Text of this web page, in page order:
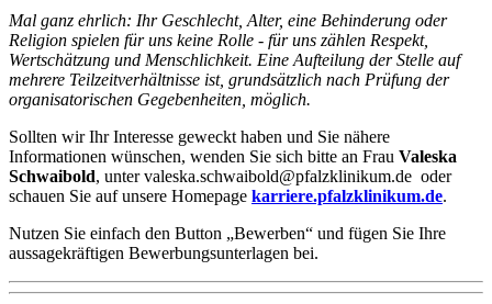
Mal ganz ehrlich: Ihr Geschlecht, Alter, eine Behinderung oder
Religion spielen für uns keine Rolle - für uns zählen Respekt,
Wertschätzung und Menschlichkeit. Eine Aufteilung der Stelle auf
mehrere Teilzeitverhältnisse ist, grundsätzlich nach Prüfung der
organisatorischen Gegebenheiten, möglich.
Sollten wir Ihr Interesse geweckt haben und Sie nähere
Informationen wünschen, wenden Sie sich bitte an Frau Valeska
Schwaibold, unter valeska.schwaibold@pfalzklinikum.de oder
schauen Sie auf unsere Homepage karriere.pfalzklinikum.de.
Nutzen Sie einfach den Button „Bewerben“ und fügen Sie Ihre
aussagekräftigen Bewerbungsunterlagen bei.